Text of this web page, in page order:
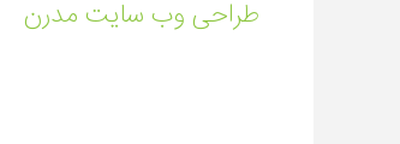
طراحی وب سایت مدرن